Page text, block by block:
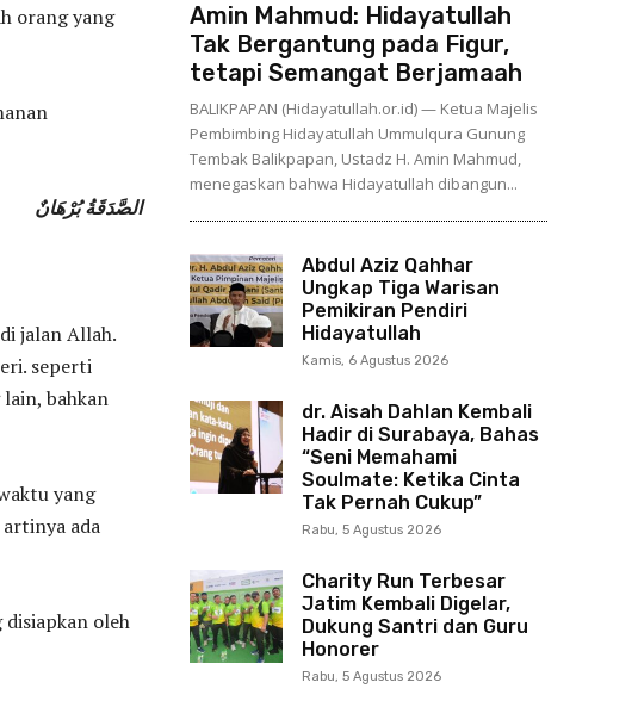
orang yang
الصَّدَقَةُ بُرْهَانٌ
jalan Allah.
seperti
bahkan
yang
ada
disiapkan oleh
Amin Mahmud: Hidayatullah
Tak Bergantung pada Figur,
tetapi Semangat Berjamaah
BALIKPAPAN (Hidayatullah.or.id) — Ketua Majelis
Pembimbing Hidayatullah Ummulqura Gunung
Tembak Balikpapan, Ustadz H. Amin Mahmud,
menegaskan bahwa Hidayatullah dibangun...
Abdul Aziz Qahhar
Ungkap Tiga Warisan
Pemikiran Pendiri
Hidayatullah
Kamis, 6 Agustus 2026
dr. Aisah Dahlan Kembali
Hadir di Surabaya, Bahas
“Seni Memahami
Soulmate: Ketika Cinta
Tak Pernah Cukup”
Rabu, 5 Agustus 2026
Charity Run Terbesar
Jatim Kembali Digelar,
Dukung Santri dan Guru
Honorer
Rabu, 5 Agustus 2026